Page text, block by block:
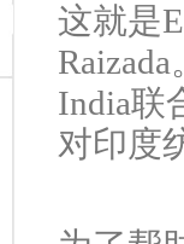
这就是
India联
对印度